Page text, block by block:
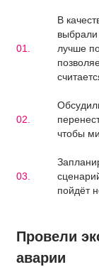
В
лучше
чтобы
пойдёт
Провели
аварии